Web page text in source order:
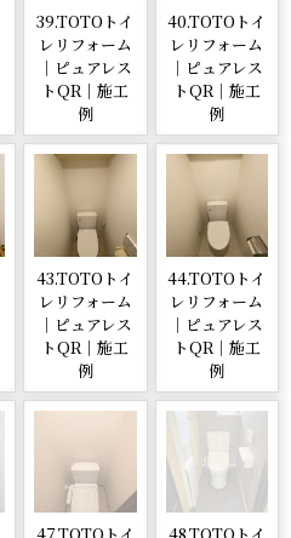
39.TOTOトイ
レリフォーム
｜ピュアレス
トQR｜施工
例
40.TOTOトイ
レリフォーム
｜ピュアレス
トQR｜施工
例
43.TOTOトイ
レリフォーム
｜ピュアレス
トQR｜施工
例
44.TOTOトイ
レリフォーム
｜ピュアレス
トQR｜施工
例